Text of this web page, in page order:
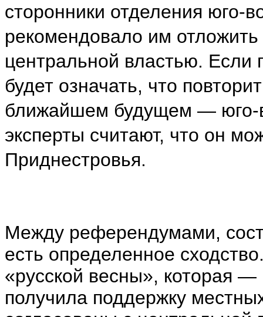
сторонники отделения юго-
рекомендовало им отложить
центральной властью. Если
будет означать, что
ближайшем будущем — юго-
эксперты считают, что он
Приднестровья.
Между референдумами,
есть определенное
«русской весны», которая
получила поддержку